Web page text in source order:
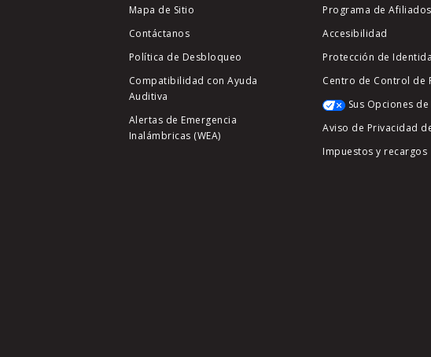
Mapa de Sitio
Contáctanos
Política de Desbloqueo
Compatibilidad con Ayuda
Auditiva
Alertas de Emergencia
Inalámbricas (WEA)
Programa de Afiliados
Accesibilidad
Protección de
Centro de Control de
Sus Opciones
Aviso de Privacidad
Impuestos y recargos